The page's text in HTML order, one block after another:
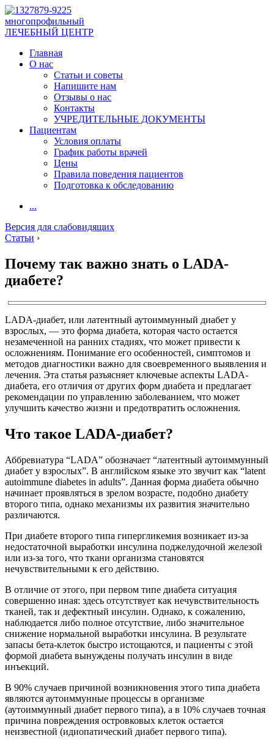
многопрофильный
ЛЕЧЕБНЫЙ ЦЕНТР
Главная
О нас
Статьи и советы
Напишите нам
Отзывы о нас
Контакты
УЧРЕДИТЕЛЬНЫЕ ДОКУМЕНТЫ
Пациентам
Условия оплаты
График работы врачей
Цены
Правила поведения пациентов
Подготовка к обследованию
...
Версия для слабовидящих
Статьи ›
Почему так важно знать о LADA-
диабете?
LADA-диабет, или латентный аутоиммунный диабет у
взрослых, — это форма диабета, которая часто остается
незамеченной на ранних стадиях, что может привести к
осложнениям. Понимание его особенностей, симптомов и
методов диагностики важно для своевременного выявления и
лечения. Эта статья разъясняет ключевые аспекты LADA-
диабета, его отличия от других форм диабета и предлагает
рекомендации по управлению заболеванием, что может
улучшить качество жизни и предотвратить осложнения.
Что такое LADA-диабет?
Аббревиатура “LADA” обозначает “латентный аутоиммунный
диабет у взрослых”. В английском языке это звучит как “latent
autoimmune diabetes in adults”. Данная форма диабета обычно
начинает проявляться в зрелом возрасте, подобно диабету
второго типа, однако механизмы их развития значительно
различаются.
При диабете второго типа гипергликемия возникает из-за
недостаточной выработки инсулина поджелудочной железой
или из-за того, что ткани организма становятся
нечувствительными к его действию.
В отличие от этого, при первом типе диабета ситуация
совершенно иная: здесь отсутствует как нечувствительность
тканей, так и дефектный инсулин. Однако, к сожалению,
наблюдается либо полное отсутствие, либо значительное
снижение нормальной выработки инсулина. В результате
запасы бета-клеток быстро истощаются, и пациенты с этой
формой диабета вынуждены получать инсулин в виде
инъекций.
В 90% случаев причиной возникновения этого типа диабета
являются аутоиммунные процессы в организме
(аутоиммунный диабет первого типа), а в 10% случаев точная
причина повреждения островковых клеток остается
неизвестной (идиопатический диабет первого типа).